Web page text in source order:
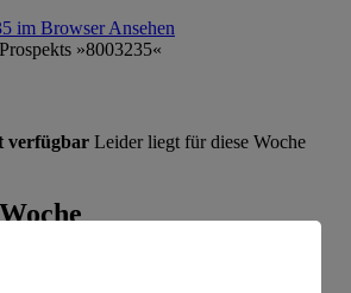
im BrowserAnsehen
verfügbar Leider liegt für diese Woche